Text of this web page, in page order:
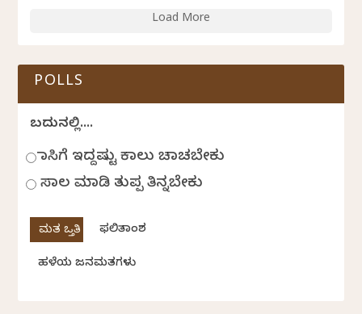
Load More
POLLS
ಬದುಕಿನಲ್ಲಿ....
ಹಾಸಿಗೆ ಇದ್ದಷ್ಟು ಕಾಲು ಚಾಚಬೇಕು
ಸಾಲ ಮಾಡಿ ತುಪ್ಪ ತಿನ್ನಬೇಕು
ಫಲಿತಾಂಶ
ಹಳೆಯ ಜನಮತಗಳು